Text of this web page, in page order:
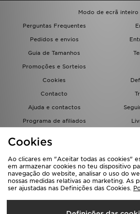
Modo de ecrã inteiro
Perguntas Frequentes
Pedidos e envios
Guia de Tamanhos
Promoções e Sorteios
Cookies
Contacto
Ajuda e contactos
Programa de afiliados
Seleciona O País
FAQs
Cookies
Ao clicares em "Aceitar todas as cookies"
em armazenar cookies no teu dispositivo
navegação do website, analisar o uso do
nossas medidas relativas ao marketing. As
ser ajustadas nas Definições das Cookies.